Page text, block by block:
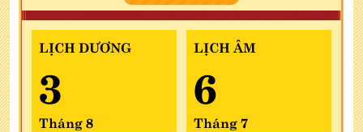
LỊCH DƯƠNG
3
Tháng 8
LỊCH ÂM
6
Tháng 7